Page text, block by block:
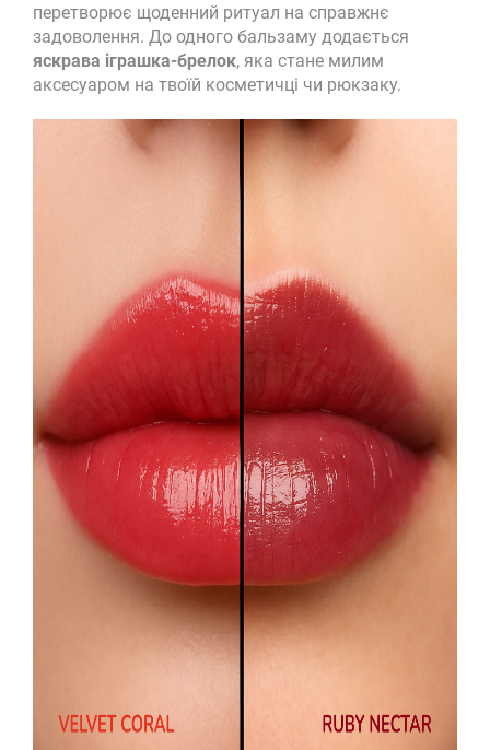
перетворює щоденний ритуал на справжнє
задоволення. До одного бальзаму додається
яскрава іграшка-брелок, яка стане милим
аксесуаром на твоїй косметичці чи рюкзаку.